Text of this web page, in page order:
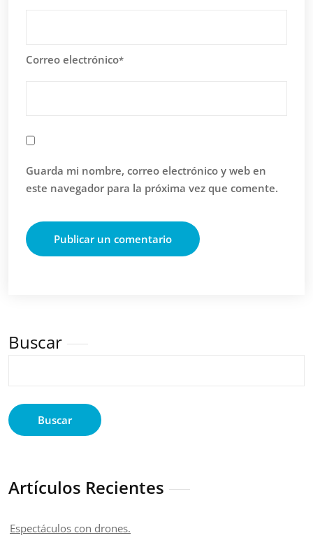
Correo electrónico*
Guarda mi nombre, correo electrónico y web en
este navegador para la próxima vez que comente.
Buscar
Buscar
Artículos Recientes
Espectáculos con drones.